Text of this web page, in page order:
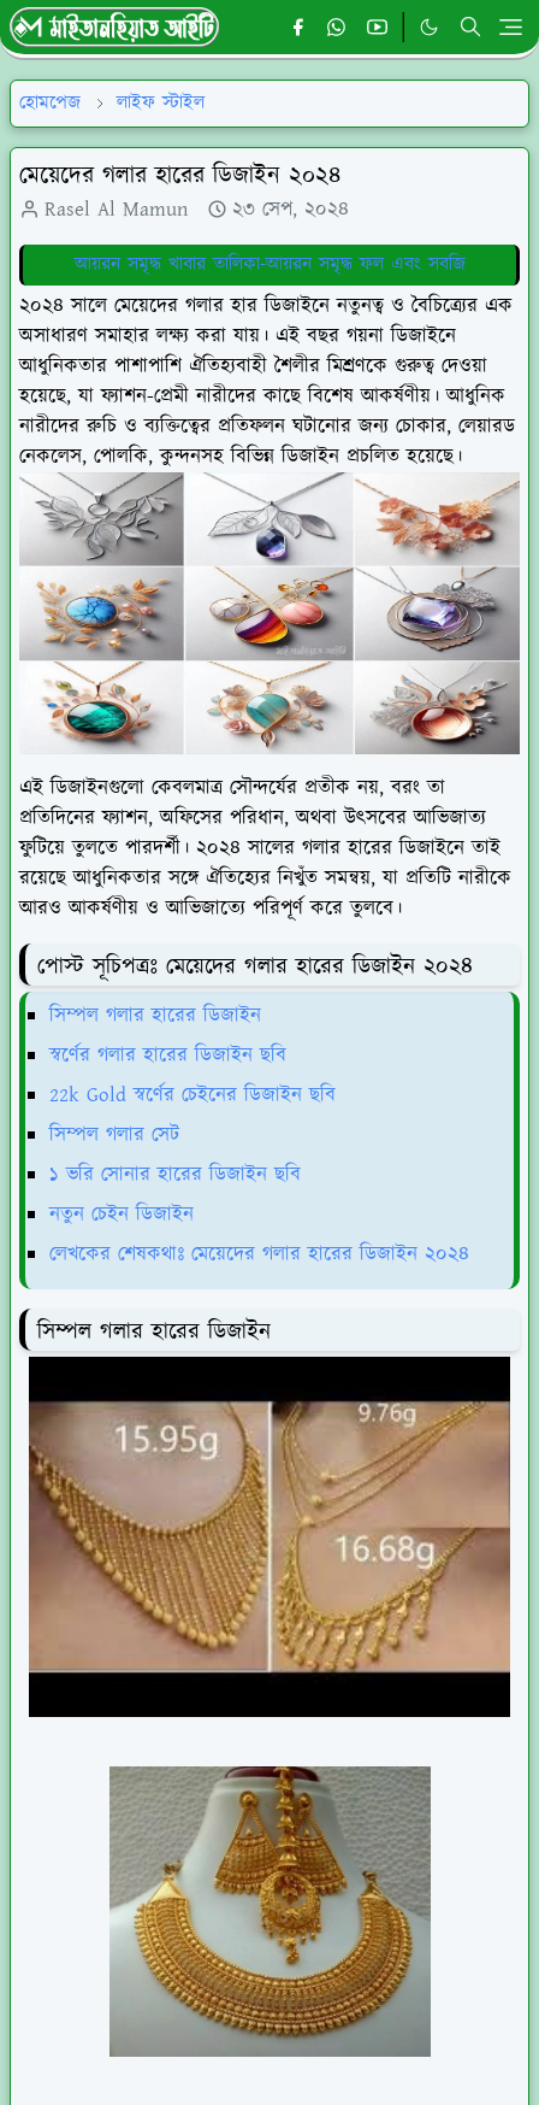
হোমপেজ লাইফ স্টাইল
মেয়েদের গলার হারের ডিজাইন ২০২৪
Rasel Al Mamun ২৩ সেপ, ২০২৪
আয়রন সমৃদ্ধ খাবার তালিকা-আয়রন সমৃদ্ধ ফল এবং সবজি
২০২৪ সালে মেয়েদের গলার হার ডিজাইনে নতুনত্ব ও বৈচিত্র্যের এক
অসাধারণ সমাহার লক্ষ্য করা যায়। এই বছর গয়না ডিজাইনে
আধুনিকতার পাশাপাশি ঐতিহ্যবাহী শৈলীর মিশ্রণকে গুরুত্ব দেওয়া
হয়েছে, যা ফ্যাশন-প্রেমী নারীদের কাছে বিশেষ আকর্ষণীয়। আধুনিক
নারীদের রুচি ও ব্যক্তিত্বের প্রতিফলন ঘটানোর জন্য চোকার, লেয়ারড
নেকলেস, পোলকি, কুন্দনসহ বিভিন্ন ডিজাইন প্রচলিত হয়েছে।
এই ডিজাইনগুলো কেবলমাত্র সৌন্দর্যের প্রতীক নয়, বরং তা
প্রতিদিনের ফ্যাশন, অফিসের পরিধান, অথবা উৎসবের আভিজাত্য
ফুটিয়ে তুলতে পারদর্শী। ২০২৪ সালের গলার হারের ডিজাইনে তাই
রয়েছে আধুনিকতার সঙ্গে ঐতিহ্যের নিখুঁত সমন্বয়, যা প্রতিটি নারীকে
আরও আকর্ষণীয় ও আভিজাত্যে পরিপূর্ণ করে তুলবে।
পোস্ট সূচিপত্রঃ মেয়েদের গলার হারের ডিজাইন ২০২৪
সিম্পল গলার হারের ডিজাইন
স্বর্ণের গলার হারের ডিজাইন ছবি
22k Gold স্বর্ণের চেইনের ডিজাইন ছবি
সিম্পল গলার সেট
১ ভরি সোনার হারের ডিজাইন ছবি
নতুন চেইন ডিজাইন
লেখকের শেষকথাঃ মেয়েদের গলার হারের ডিজাইন ২০২৪
সিম্পল গলার হারের ডিজাইন